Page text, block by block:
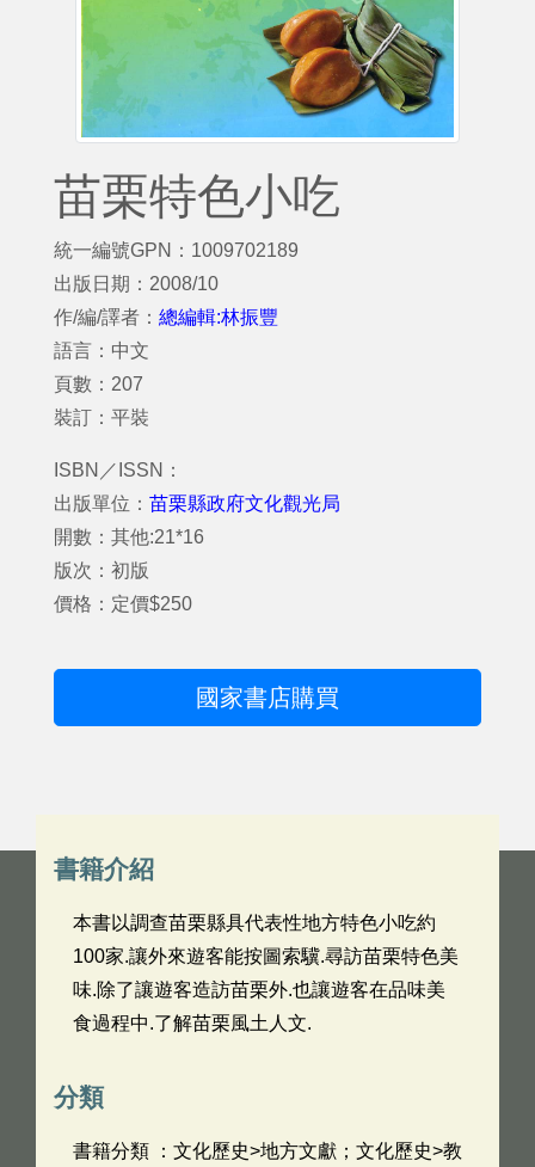
苗栗特色小吃
統一編號GPN：1009702189
出版日期：2008/10
作/編/譯者： 總編輯:林振豐
語言：中文
頁數：207
裝訂：平裝
ISBN／ISSN：
出版單位： 苗栗縣政府文化觀光局
開數：其他:21*16
版次：初版
價格：定價$250
國家書店購買
書籍介紹
本書以調查苗栗縣具代表性地方特色小吃約
100家.讓外來遊客能按圖索驥.尋訪苗栗特色美
味.除了讓遊客造訪苗栗外.也讓遊客在品味美
食過程中.了解苗栗風土人文.
分類
書籍分類 ：文化歷史>地方文獻；文化歷史>教